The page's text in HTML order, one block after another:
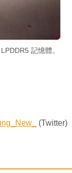
記憶體。
(Twitter)